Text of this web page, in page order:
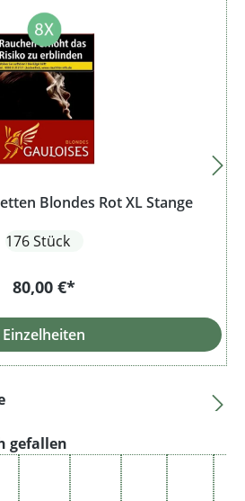
Blondes Rot XL Stange
176 Stück
80,00 €*
Einzelheiten
gefallen